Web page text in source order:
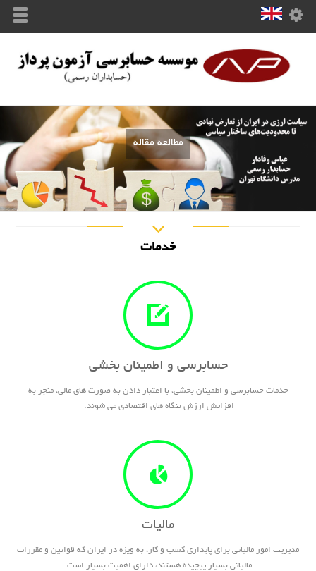
مطالعه مقاله
خدمات
حسابرسی و اطمینان بخشی
خدمات حسابرسی و اطمینان بخشی، با اعتبار دادن به صورت های مالی، منجر به
افزایش ارزش بنگاه های اقتصادی می شوند.
مالیات
مدیریت امور مالیاتی برای پایداری کسب و کار، به ویژه در ایران که قوانین و مقررات
مالیاتی بسیار پیچیده هستند، دارای اهمیت بسیار است.